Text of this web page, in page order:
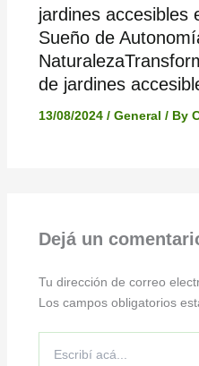
jardines accesibles
Sueño de
de jardines
13/08/2024 / General / By
Dejá un
Tu dirección de correo
Los campos obligatorios
acá...